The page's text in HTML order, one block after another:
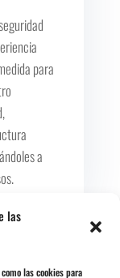
las
las cookies para
para
a